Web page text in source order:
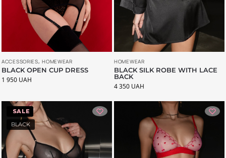
ACCESSORIES,HOMEWEAR
BLACK OPEN CUP DRESS
1 950 UAH
HOMEWEAR
BLACK SILK ROBE WITH LACE
BACK
4 350 UAH
-11%
BLACK